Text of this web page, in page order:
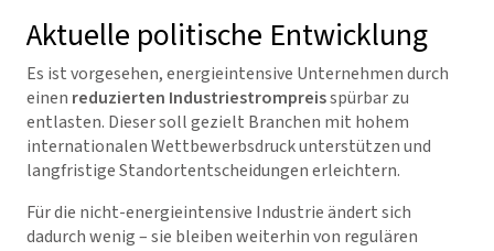
Aktuelle politische Entwicklung
Es ist vorgesehen, energieintensive Unternehmen durch
einen reduzierten Industriestrompreisspürbar zu
entlasten. Dieser soll gezielt Branchen mit hohem
internationalen Wettbewerbsdruck unterstützen und
langfristige Standortentscheidungen erleichtern.
Für die nicht-energieintensive Industrie ändert sich
dadurch wenig – sie bleiben weiterhin von regulären